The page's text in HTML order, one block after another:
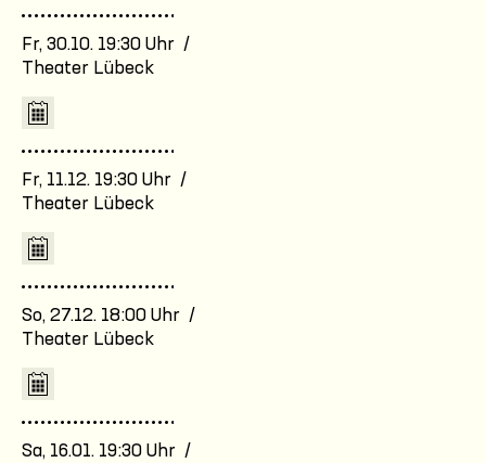
Fr, 30.10. 19:30 Uhr /
Theater Lübeck
Fr, 11.12. 19:30 Uhr /
Theater Lübeck
So, 27.12. 18:00 Uhr /
Theater Lübeck
Sa, 16.01. 19:30 Uhr /